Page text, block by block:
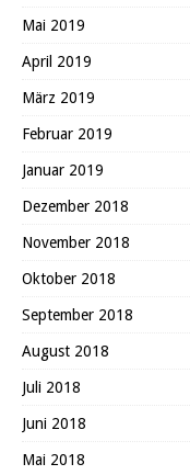
Mai 2019
April 2019
März 2019
Februar 2019
Januar 2019
Dezember 2018
November 2018
Oktober 2018
September 2018
August 2018
Juli 2018
Juni 2018
Mai 2018